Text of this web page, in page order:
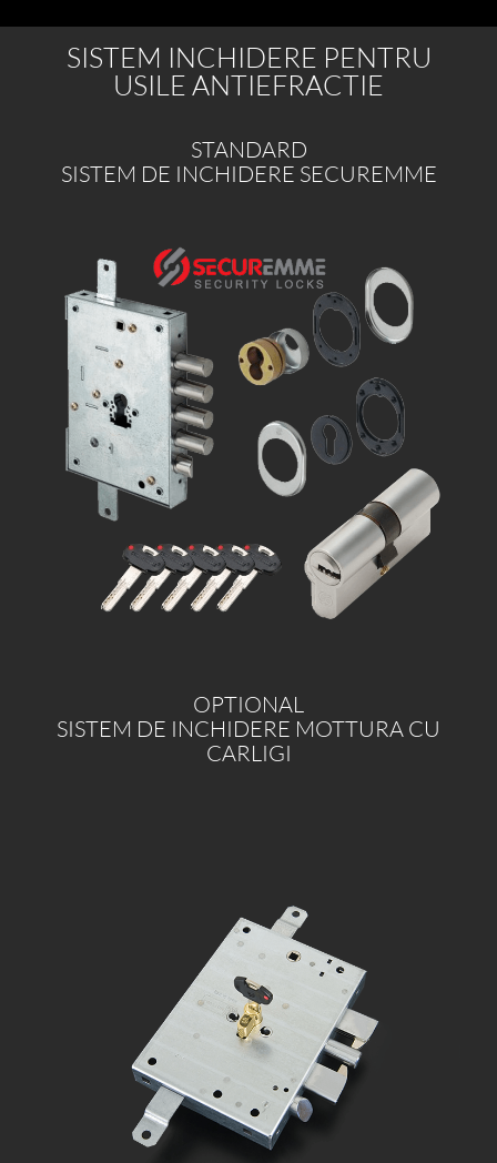
SISTEM INCHIDERE PENTRU
USILE ANTIEFRACTIE
STANDARD
SISTEM DE INCHIDERE SECUREMME
OPTIONAL
SISTEM DE INCHIDERE MOTTURA CU
CARLIGI